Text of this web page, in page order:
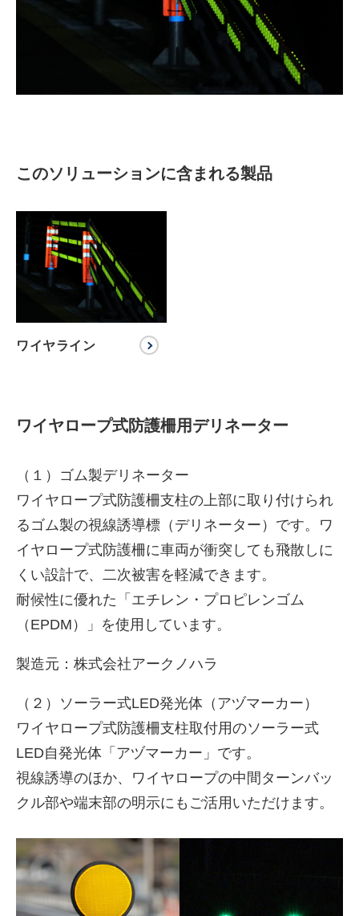
このソリューションに含まれる製品
ワイヤライン
ワイヤロープ式防護柵用デリネーター
（１）ゴム製デリネーター
ワイヤロープ式防護柵支柱の上部に取り付けられ
るゴム製の視線誘導標（デリネーター）です。ワ
イヤロープ式防護柵に車両が衝突しても飛散しに
くい設計で、二次被害を軽減できます。
耐候性に優れた「エチレン・プロピレンゴム
（EPDM）」を使用しています。
製造元：株式会社アークノハラ
（２）ソーラー式LED発光体（アヅマーカー）
ワイヤロープ式防護柵支柱取付用のソーラー式
LED自発光体「アヅマーカー」です。
視線誘導のほか、ワイヤロープの中間ターンバッ
クル部や端末部の明示にもご活用いただけます。